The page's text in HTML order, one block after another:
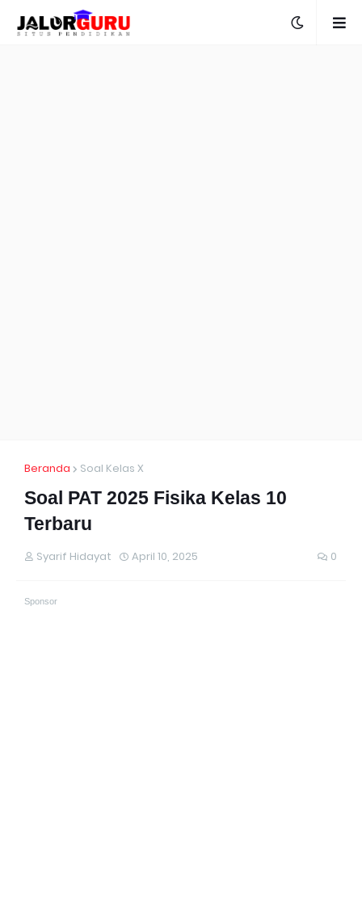
Beranda Soal Kelas X
Soal PAT 2025 Fisika Kelas 10
Terbaru
Syarif Hidayat April 10, 2025 0
Sponsor